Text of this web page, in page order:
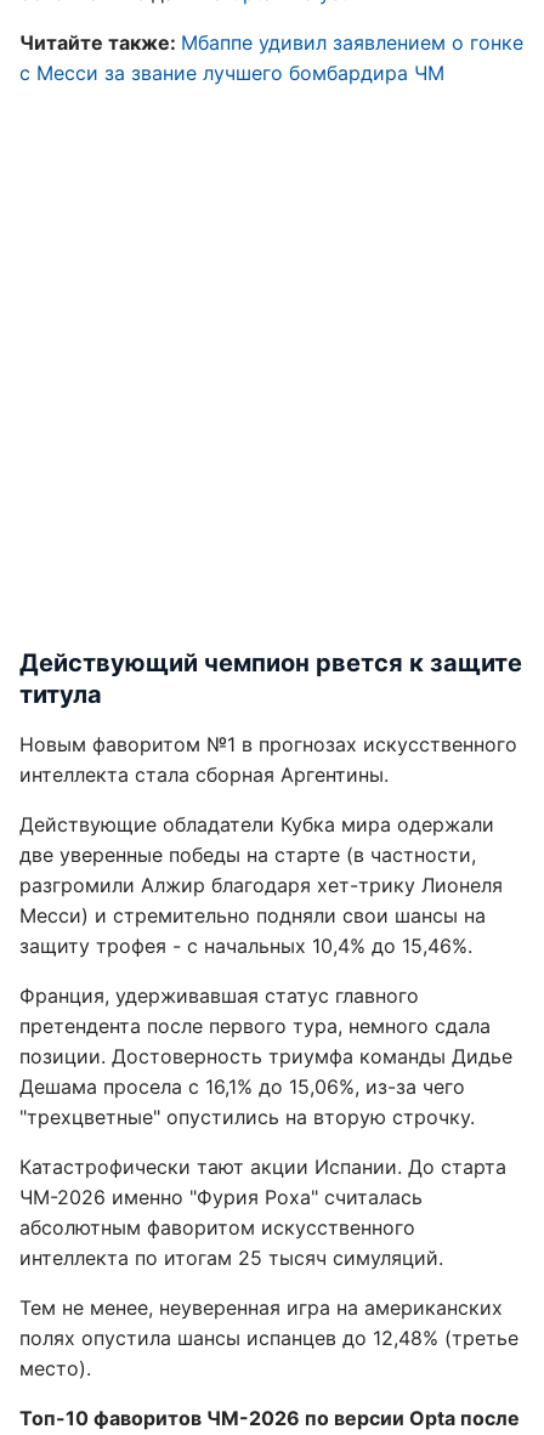
Читайте также: Мбаппе удивил заявлением о гонке
с Месси за звание лучшего бомбардира ЧМ
Действующий чемпион рвется к защите
титула
Новым фаворитом №1 в прогнозах искусственного
интеллекта стала сборная Аргентины.
Действующие обладатели Кубка мира одержали
две уверенные победы на старте (в частности,
разгромили Алжир благодаря хет-трику Лионеля
Месси) и стремительно подняли свои шансы на
защиту трофея - с начальных 10,4% до 15,46%.
Франция, удерживавшая статус главного
претендента после первого тура, немного сдала
позиции. Достоверность триумфа команды Дидье
Дешама просела с 16,1% до 15,06%, из-за чего
"трехцветные" опустились на вторую строчку.
Катастрофически тают акции Испании. До старта
ЧМ-2026 именно "Фурия Роха" считалась
абсолютным фаворитом искусственного
интеллекта по итогам 25 тысяч симуляций.
Тем не менее, неуверенная игра на американских
полях опустила шансы испанцев до 12,48% (третье
место).
Топ-10 фаворитов ЧМ-2026 по версии Opta после